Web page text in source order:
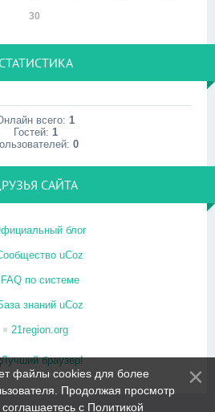
30
СТАТИСТИКА
всего: 1
Гостей: 1
0
САЙТА
блог
uCoz
FAQ по системе
знаний uCoz
21region.org
файлы cookies для более
Продолжая просмотр
с Политикой